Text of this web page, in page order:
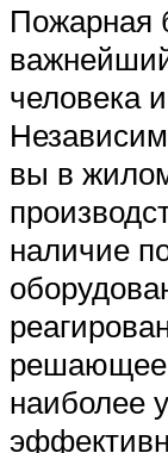
Пожарная
человека
вы в
наличие
решающее
наиболее